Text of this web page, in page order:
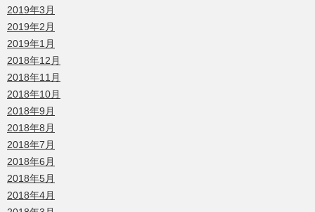
2019年3月
2019年2月
2019年1月
2018年12月
2018年11月
2018年10月
2018年9月
2018年8月
2018年7月
2018年6月
2018年5月
2018年4月